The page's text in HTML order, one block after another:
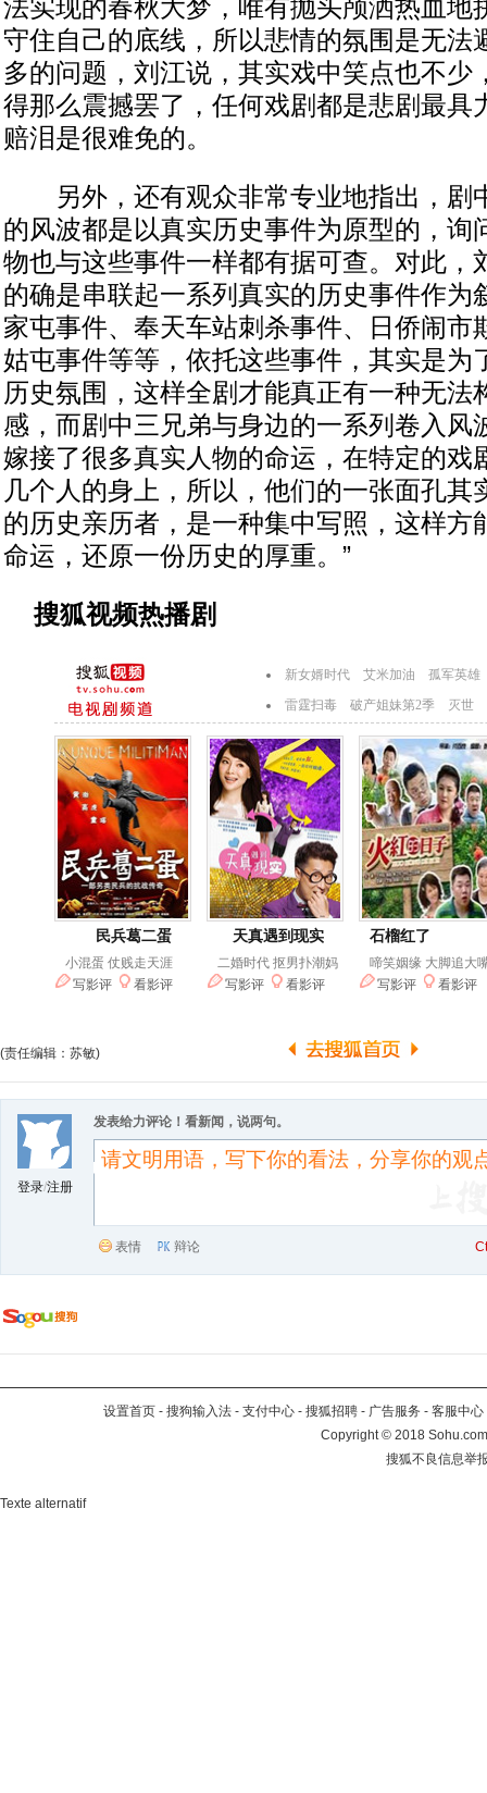
法实现的春秋大梦，唯有抛头颅洒热血地
守住自己的底线，所以悲情的氛围是无法
多的问题，刘江说，其实戏中笑点也不少
得那么震撼罢了，任何戏剧都是悲剧最具
赔泪是很难免的。
另外，还有观众非常专业地指出，剧
的风波都是以真实历史事件为原型的，询
物也与这些事件一样都有据可查。对此，
的确是串联起一系列真实的历史事件作为
家屯事件、奉天车站刺杀事件、日侨闹市
姑屯事件等等，依托这些事件，其实是为
历史氛围，这样全剧才能真正有一种无法
感，而剧中三兄弟与身边的一系列卷入风
嫁接了很多真实人物的命运，在特定的戏
几个人的身上，所以，他们的一张面孔其
的历史亲历者，是一种集中写照，这样方
命运，还原一份历史的厚重。”
搜狐视频热播剧
(责任编辑：苏敏)
登录/注册
发表给力评论！看新闻，说两句。
表情 辩论
设置首页 - 搜狗输入法 - 支付中心 - 搜狐招聘 - 广告服务 - 客服中心
Copyright©2018
搜狐不良信息举
Texte alternatif